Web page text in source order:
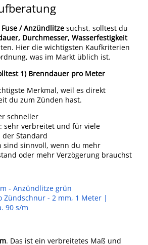
Fuse / Anzündlitze suchst, solltest du
Durchmesser, Wasserfestigkeit
Hier die wichtigsten Kaufkriterien
was im Markt üblich ist.
1) Brenndauer pro Meter
Merkmal, weil es direkt
du zum Zünden hast.
schneller
: sehr verbreitet und für viele
Standard
sind sinnvoll, wenn du mehr
oder mehr Verzögerung brauchst
- Anzündlitze grün
Zündschnur - 2 mm, 1 Meter |
90 s/m
. Das ist ein verbreitetes Maß und